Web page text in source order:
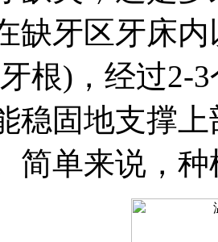
缺牙区牙床
根)，经过2-
稳固地支撑
简单来说，